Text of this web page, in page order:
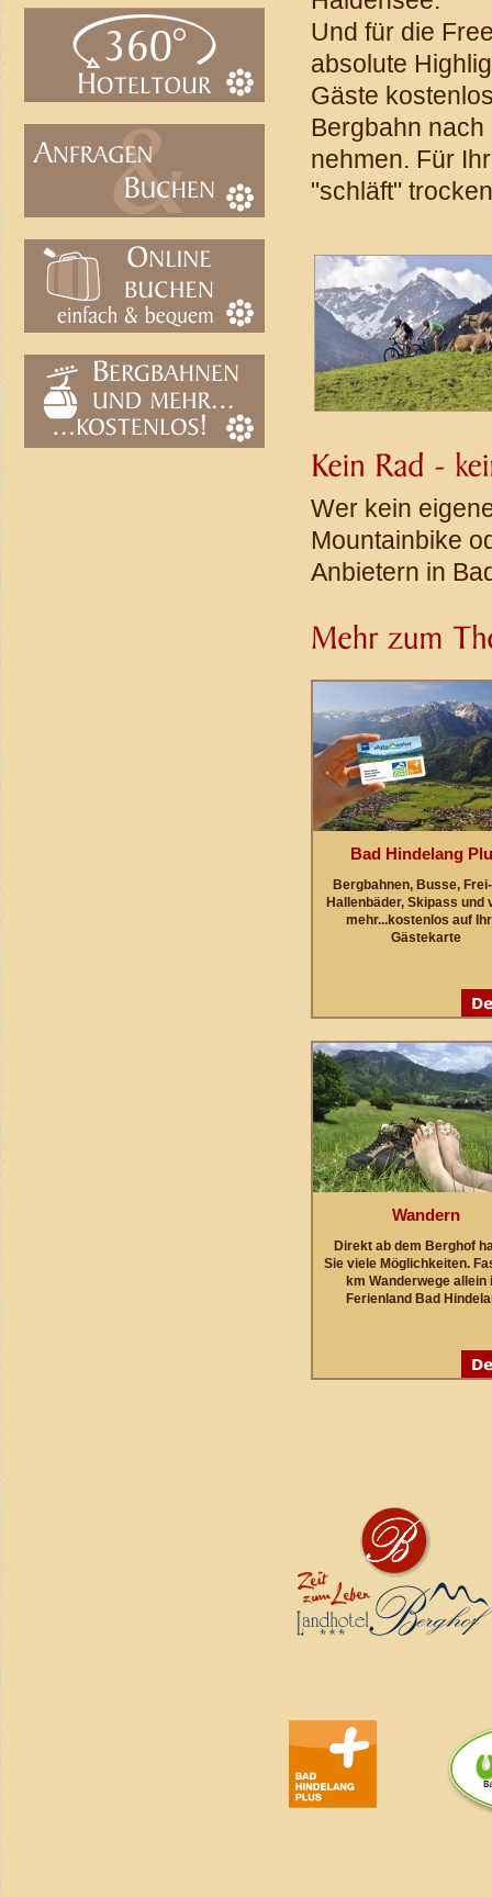
Und für die
absolute
Gäste
Bergbahn
nehmen. Für
"schläft"
Wer kein
Mountainbike
Anbietern in
Bad Hindelang
Bergbahnen, Busse,
Hallenbäder, Skipass und
mehr...kostenlos auf
Gästekarte
Wandern
Direkt ab dem Berghof
Sie viele Möglichkeiten.
km Wanderwege allein
Ferienland Bad